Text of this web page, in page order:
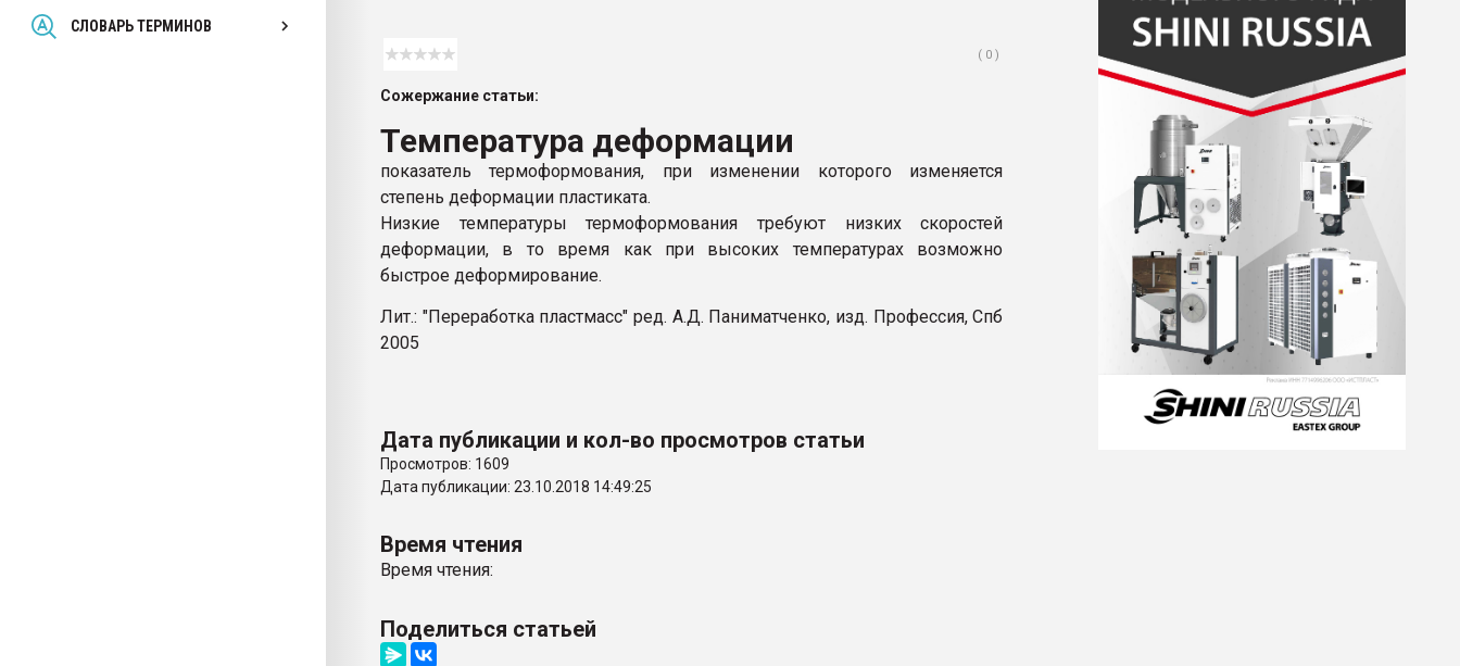
СЛОВАРЬ ТЕРМИНОВ
ПЕРЕЙТИ НА ФОРУМ
( 0 )
Сожержание статьи:
Температура деформации
показатель термоформования, при изменении которого изменяется
степень деформации пластиката.
Низкие температуры термоформования требуют низких скоростей
деформации, в то время как при высоких температурах возможно
быстрое деформирование.
Лит.: "Переработка пластмасс" ред. А.Д. Паниматченко, изд. Профессия, Спб
2005
Дата публикации и кол-во просмотров статьи
Просмотров: 1609
Дата публикации: 23.10.2018 14:49:25
Время чтения
Время чтения:
Поделиться статьей